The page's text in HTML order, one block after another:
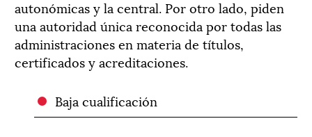
autonómicas y la central. Por otro lado, piden
una autoridad única reconocida por todas las
administraciones en materia de títulos,
certificados y acreditaciones.
Baja cualificación